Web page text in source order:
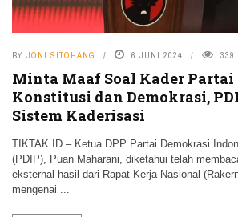
BY JONI SITOHANG 6 JUNI 2024 339
Minta Maaf Soal Kader
Konstitusi dan Demokrasi,
Sistem Kaderisasi
TIKTAK.ID – Ketua DPP Partai Demokrasi
(PDIP), Puan Maharani, diketahui telah
eksternal hasil dari Rapat Kerja Nasional
mengenai ...